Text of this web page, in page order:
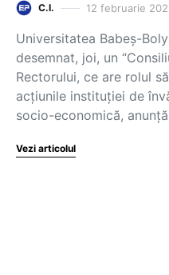
C.I. 12 februarie
Universitatea Babeș-
desemnat, joi, un
Rectorului, ce are rolul
acțiunile instituției de
socio-economică,
Vezi articolul